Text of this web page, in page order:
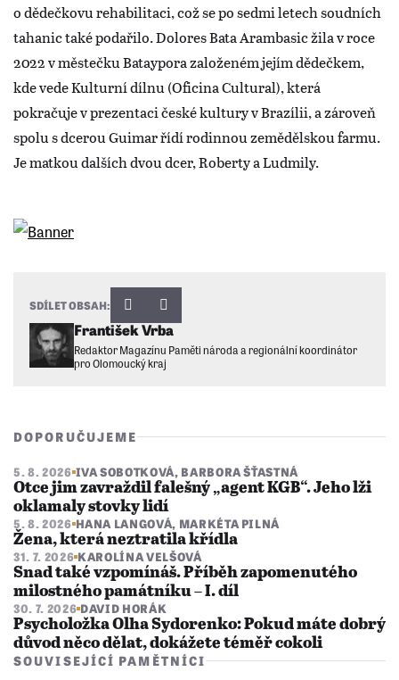
o dědečkovu rehabilitaci, což se po sedmi letech soudních
tahanic také podařilo. Dolores Bata Arambasic žila v roce
2022 v městečku Bataypora založeném jejím dědečkem,
kde vede Kulturní dílnu (Oficina Cultural), která
pokračuje v prezentaci české kultury v Brazílii, a zároveň
spolu s dcerou Guimar řídí rodinnou zemědělskou farmu.
Je matkou dalších dvou dcer, Roberty a Ludmily.
František Vrba
Redaktor Magazínu Paměti národa a regionální koordinátor
pro Olomoucký kraj
SDÍLET OBSAH:
DOPORUČUJEME
5. 8. 2026 IVA SOBOTKOVÁ, BARBORA ŠŤASTNÁ
Otce jim zavraždil falešný „agent KGB“. Jeho lži
oklamaly stovky lidí
5. 8. 2026 HANA LANGOVÁ, MARKÉTA PILNÁ
Žena, která neztratila křídla
31. 7. 2026 KAROLÍNA VELŠOVÁ
Snad také vzpomínáš. Příběh zapomenutého
milostného památníku – I. díl
30. 7. 2026 DAVID HORÁK
Psycholožka Olha Sydorenko: Pokud máte dobrý
důvod něco dělat, dokážete téměř cokoli
SOUVISEJÍCÍ PAMĚTNÍCI